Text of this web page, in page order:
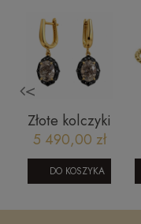
<
Złote kolczyki
z brylantami i
kwarcem
rutylowym
5 490,00 zł
DO KOSZYKA